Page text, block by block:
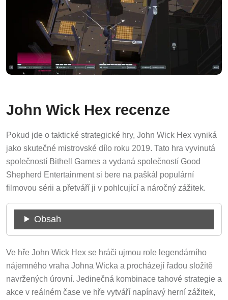
John Wick Hex recenze
Pokud jde o taktické strategické hry, John Wick Hex vyniká
jako skutečné mistrovské dílo roku 2019. Tato hra vyvinutá
společností Bithell Games a vydaná společností Good
Shepherd Entertainment si bere na paškál populární
filmovou sérii a přetváří ji v pohlcující a náročný zážitek.
Obsah
Ve hře John Wick Hex se hráči ujmou role legendárního
nájemného vraha Johna Wicka a procházejí řadou složitě
navržených úrovní. Jedinečná kombinace tahové strategie a
akce v reálném čase ve hře vytváří napínavý herní zážitek,